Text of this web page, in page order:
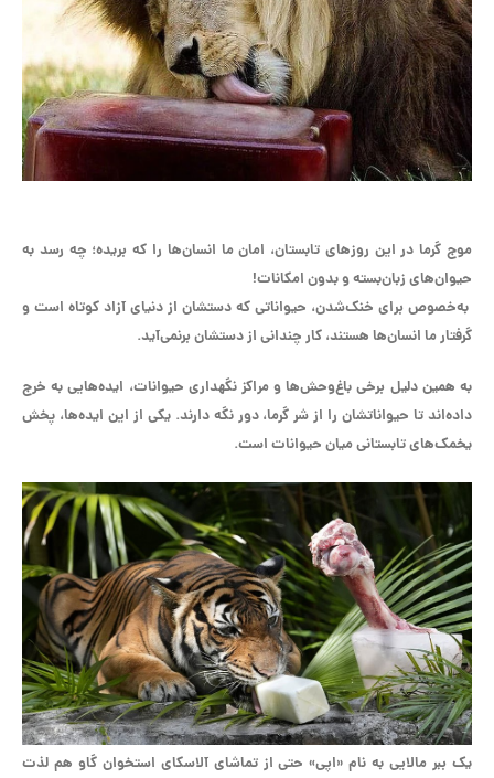
موج گرما در این روزهای تابستان، امان ما انسان‌ها را که بریده؛ چه رسد به
حیوان‌های زبان‌بسته و بدون امکانات!
به‌خصوص برای خنک‌شدن، حیواناتی که دستشان از دنیای آزاد کوتاه است و
گرفتار ما انسان‌ها هستند، کار چندانی از دستشان برنمی‌آید.
به همین دلیل برخی باغ‌وحش‌ها و مراکز نگهداری حیوانات، ایده‌هایی به خرج
داده‌اند تا حیواناتشان را از شر گرما، دور نگه دارند. یکی از این ایده‌ها، پخش
یخمک‌های تابستانی میان حیوانات است.
یک ببر مالایی به نام «اپی» حتی از تماشای آلاسکای استخوان گاو هم لذت